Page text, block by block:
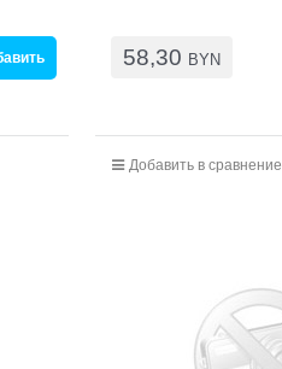
58,30 BYN
Добавить в сравнение